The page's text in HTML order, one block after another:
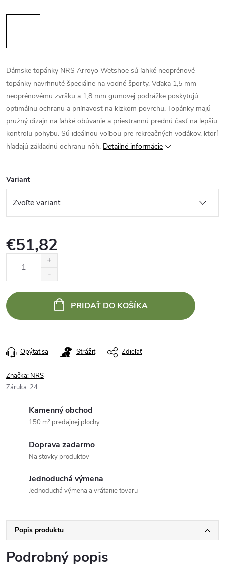
Dámske topánky NRS Arroyo Wetshoe sú ľahké neoprénové
topánky navrhnuté špeciálne na vodné športy. Vďaka 1,5 mm
neoprénovému zvršku a 1,8 mm gumovej podrážke poskytujú
optimálnu ochranu a priľnavosť na klzkom povrchu. Topánky majú
pružný dizajn na ľahké obúvanie a priestrannú prednú časť na lepšiu
kontrolu pohybu. Sú ideálnou voľbou pre rekreačných vodákov, ktorí
hľadajú základnú ochranu nôh. Detailné informácie
Variant
€51,82
PRIDAŤ DO KOŠÍKA
Opýtať sa Strážiť Zdieľať
Značka: NRS
Záruka: 24
Kamenný obchod
150 m² predajnej plochy
Doprava zadarmo
Na stovky produktov
Jednoduchá výmena
Jednoduchá výmena a vrátanie tovaru
Popis produktu
Podrobný popis